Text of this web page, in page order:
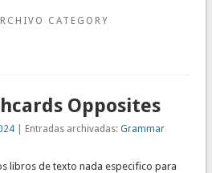
CATEGORY
Opposites
| Entradas archivadas:Grammar
libros de texto nada especifico para